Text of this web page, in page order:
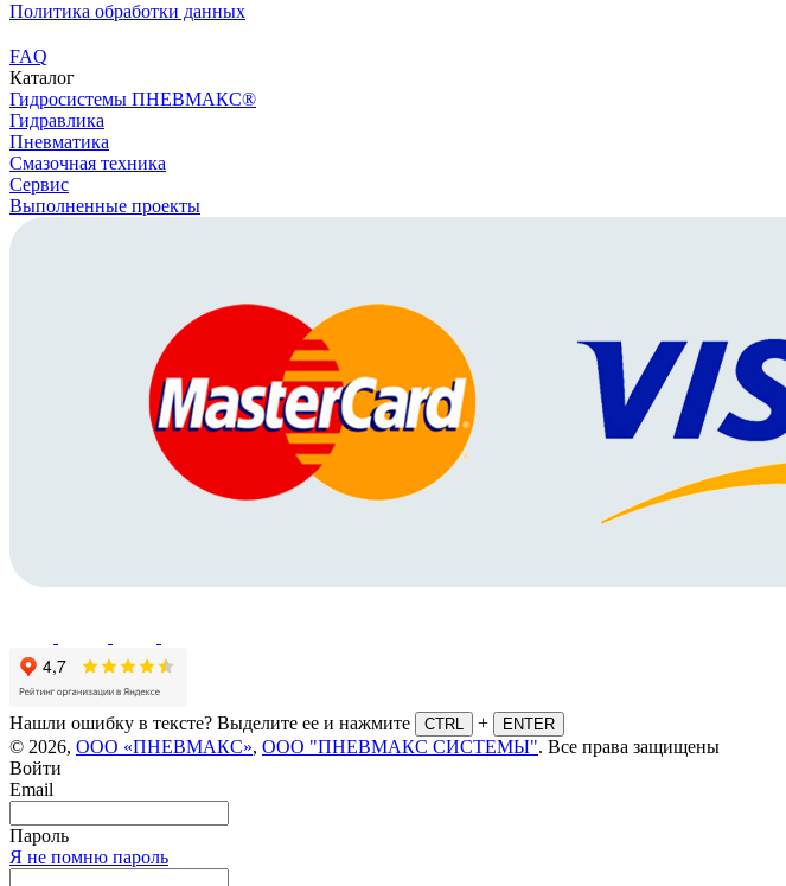
Политика обработки данных
FAQ
Каталог
Гидросистемы ПНЕВМАКС®
Гидравлика
Пневматика
Смазочная техника
Сервис
Выполненные проекты
Нашли ошибку в тексте? Выделите ее и нажмите CTRL + ENTER
© 2026, ООО «ПНЕВМАКС», ООО "ПНЕВМАКС СИСТЕМЫ". Все права защищены
Войти
Email
Пароль
Я не помню пароль